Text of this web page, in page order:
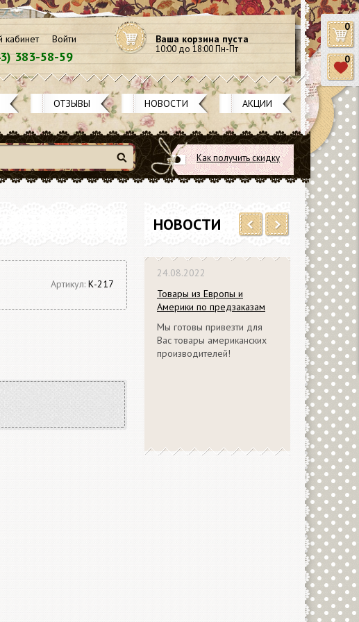
Ваша корзина пуста
10:00 до 18:00 Пн-Пт
кабинет Войти
383-58-59
ОТЗЫВЫ НОВОСТИ АКЦИИ
Как получить скидку
Найти
НОВОСТИ
24.08.2022
Товары из Европы и
Америки по предзаказам
Мы готовы привезти для
Вас товары американских
производителей!
Артикул: К-217
0
0